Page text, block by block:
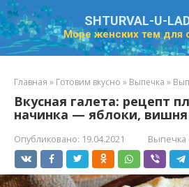
Перейти
к
контенту
SHTURVAL-U-
Море женских тем для
Главная » Готовим вкусно » Выпечка »
Вкусная галета: рецепт
начинка — яблоки, вишня
Опубликовано: 19.04.2021 Выпечка